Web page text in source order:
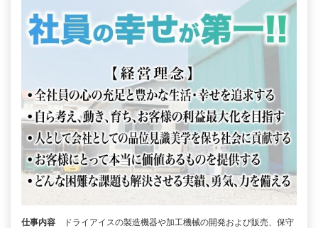
仕事内容
ドライアイスの製造機器や加工機械の開発および販売、保守